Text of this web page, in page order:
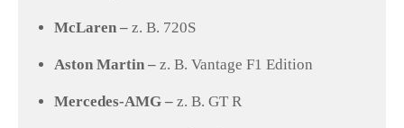
McLaren – z. B. 720S
Aston Martin – z. B. Vantage F1 Edition
Mercedes-AMG – z. B. GT R